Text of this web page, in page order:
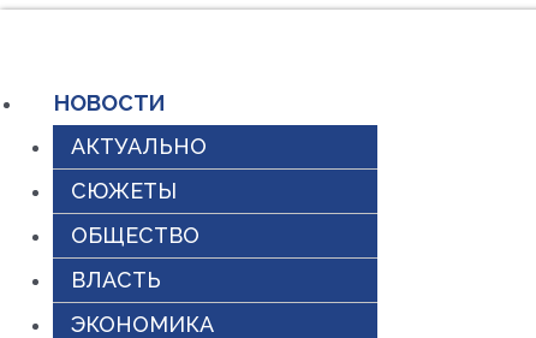
содержимому
НОВОСТИ
АКТУАЛЬНО
СЮЖЕТЫ
ОБЩЕСТВО
ВЛАСТЬ
ЭКОНОМИКА